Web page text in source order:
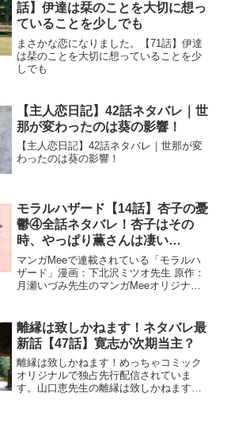
話】伊達は栞のことを大切に想っ
ていることを少しでも
まさかな恋になりました。【71話】伊達
は栞のことを大切に想っていることを少
しでも
【主人恋日記】42話ネタバレ｜世
那が変わったのは葵の影響！
【主人恋日記】42話ネタバレ｜世那が変
わったのは葵の影響！
モラルハザード【14話】杏子の憂
鬱④全話ネタバレ！杏子はその
時、やっぱり薫さんは凄い…
マンガMeeで連載されている「モラルハ
ザード」漫画：下北沢ミツオ先生 原作：
月瀬いづみ先生のマンガMeeオリジナル
は両親の人間性や家の教育方針も重要だ
から、誰でも良いわけじゃないのよ分か
るでしょ？と杏子に言ったのです。
離縁は致しかねます！ネタバレ最
新話【47話】寛志が次期当主？
離縁は致しかねます！めっちゃコミック
オリジナルで独占先行配信されていま
す。山口恵先生の離縁は致しかねます！